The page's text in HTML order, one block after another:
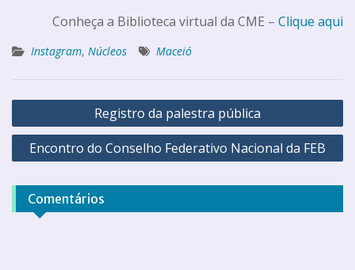
Conheça a Biblioteca virtual da CME – Clique aqui
Instagram, Núcleos Maceió
Registro da palestra pública
Encontro do Conselho Federativo Nacional da FEB
Comentários